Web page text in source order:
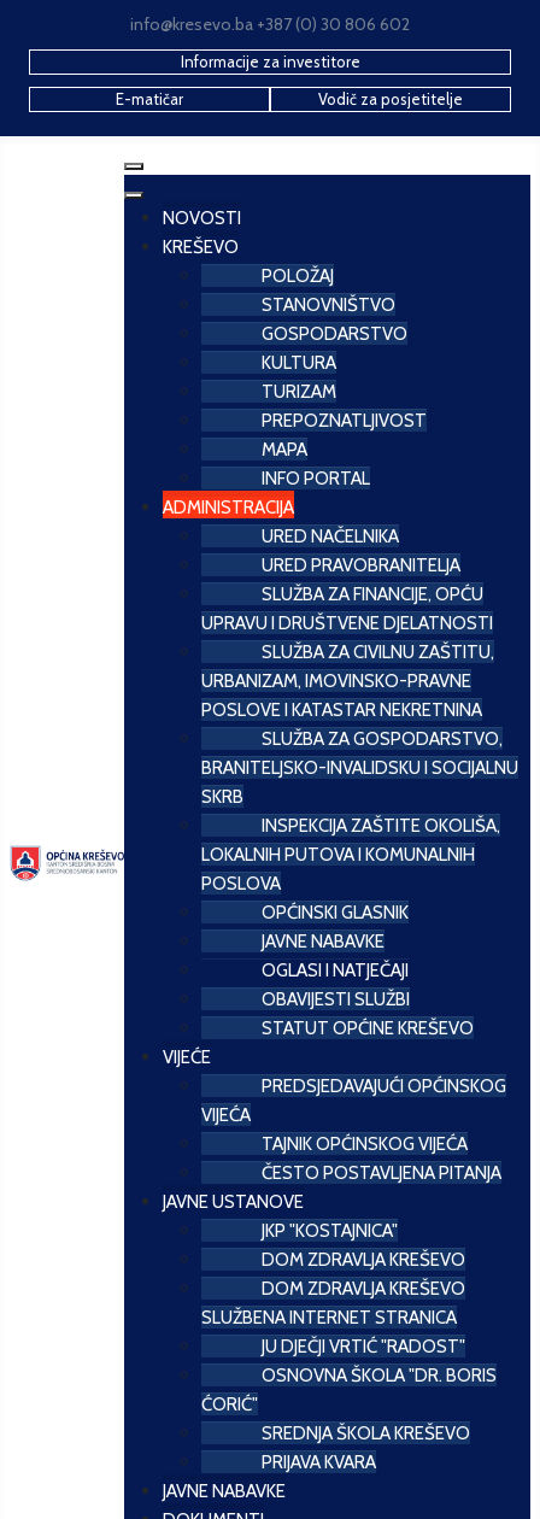
info@kresevo.ba +387 (0) 30 806 602
Informacije za investitore
E-matičar
Vodič za posjetitelje
NOVOSTI
KREŠEVO
POLOŽAJ
STANOVNIŠTVO
GOSPODARSTVO
KULTURA
TURIZAM
PREPOZNATLJIVOST
MAPA
INFO PORTAL
ADMINISTRACIJA
URED NAČELNIKA
URED PRAVOBRANITELJA
SLUŽBA ZA FINANCIJE, OPĆU
UPRAVU I DRUŠTVENE DJELATNOSTI
SLUŽBA ZA CIVILNU ZAŠTITU,
URBANIZAM, IMOVINSKO-PRAVNE
POSLOVE I KATASTAR NEKRETNINA
SLUŽBA ZA GOSPODARSTVO,
BRANITELJSKO-INVALIDSKU I SOCIJALNU
SKRB
INSPEKCIJA ZAŠTITE OKOLIŠA,
LOKALNIH PUTOVA I KOMUNALNIH
POSLOVA
OPĆINSKI GLASNIK
JAVNE NABAVKE
OGLASI I NATJEČAJI
OBAVIJESTI SLUŽBI
STATUT OPĆINE KREŠEVO
VIJEĆE
PREDSJEDAVAJUĆI OPĆINSKOG
VIJEĆA
TAJNIK OPĆINSKOG VIJEĆA
ČESTO POSTAVLJENA PITANJA
JAVNE USTANOVE
JKP "KOSTAJNICA"
DOM ZDRAVLJA KREŠEVO
DOM ZDRAVLJA KREŠEVO
SLUŽBENA INTERNET STRANICA
JU DJEČJI VRTIĆ "RADOST"
OSNOVNA ŠKOLA "DR. BORIS
ĆORIĆ"
SREDNJA ŠKOLA KREŠEVO
PRIJAVA KVARA
JAVNE NABAVKE